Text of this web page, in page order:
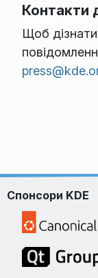
Контакти
Щоб
Спонсори KDE